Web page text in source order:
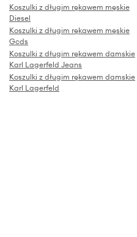
Koszulki z długim rękawem męskie
Diesel
Koszulki z długim rękawem męskie
Gcds
Koszulki z długim rękawem damskie
Karl Lagerfeld Jeans
Koszulki z długim rękawem damskie
Karl Lagerfeld